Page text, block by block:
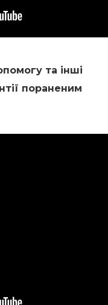
та інші
пораненим